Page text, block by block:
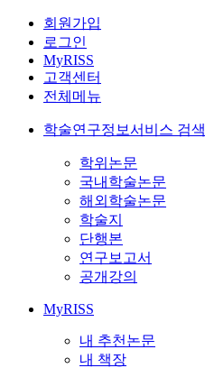
회원가입
로그인
MyRISS
고객센터
전체메뉴
학술연구정보서비스 검색
학위논문
국내학술논문
해외학술논문
학술지
단행본
연구보고서
공개강의
MyRISS
내 추천논문
내 책장